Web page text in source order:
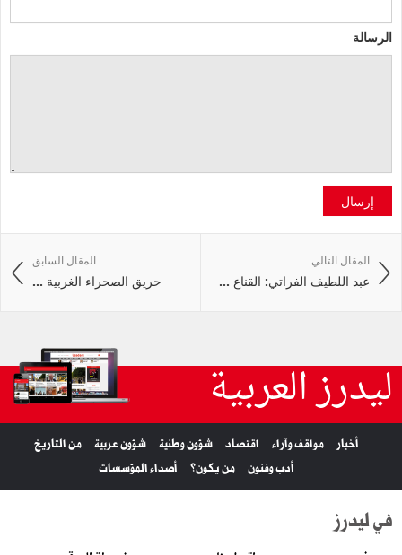
الرسالة
إرسال
المقال السابق
حريق الصحراء الغربية ...
المقال التالي
عبد اللطيف الفراتي: القناع ...
ليدرز العربية
أخبار مواقف وآراء اقتصاد شؤون وطنية شؤون عربية
من التاريخ
أدب وفنون
من يكون؟ أصداء المؤسسات
في ليدرز